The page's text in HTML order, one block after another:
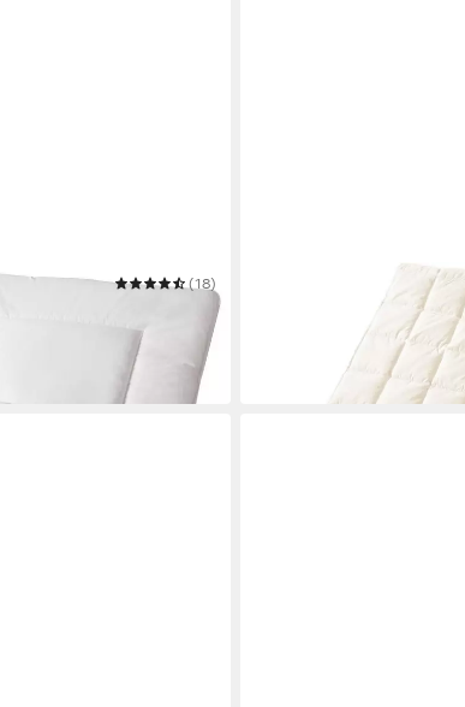
(18)
Topper Auflage Lyocell /
Mehrere Größen
in 2-3 Werktagen bei dir